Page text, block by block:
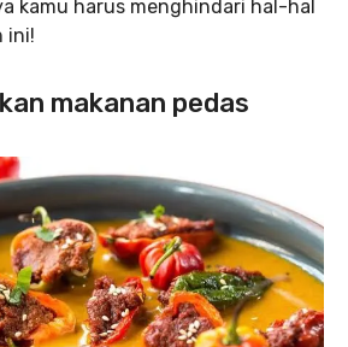
kamu harus menghindari hal-hal
ini!
makanan pedas